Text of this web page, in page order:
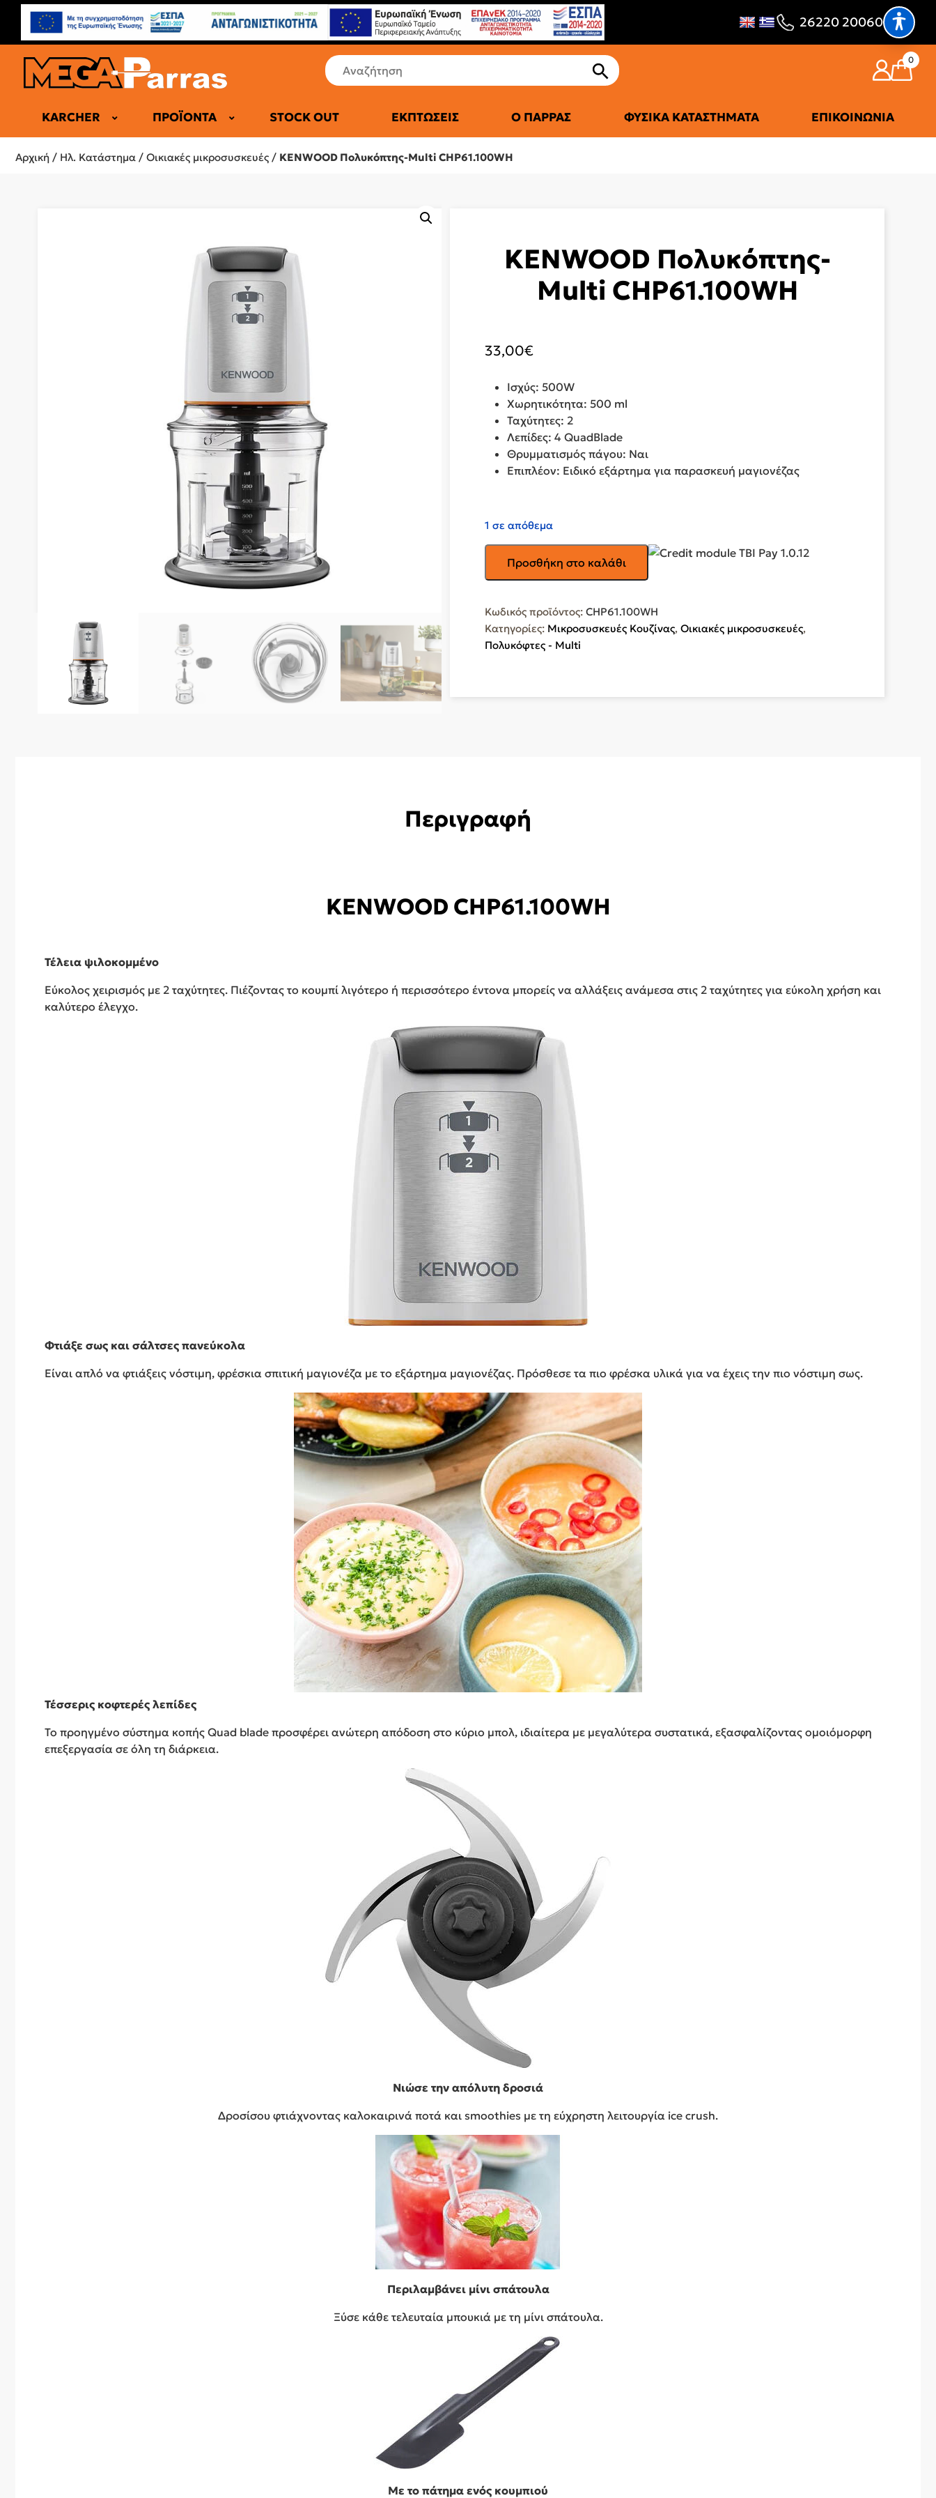
26220 20060
0
KARCHER ΠΡΟΪΌΝΤΑ
ΕΠΑΓΓΕΛΜΑΤΙΚΆ ΨΥΓΕΊΑ
STOCK OUT ΕΚΠΤΏΣΕΙΣ Ο ΠΑΡΡΆΣ ΦΥΣΙΚΆ ΚΑΤΑΣΤΉΜΑΤΑ ΕΠΙΚΟΙΝΩΝΊΑ
Αρχική / Ηλ. Κατάστημα / Οικιακές μικροσυσκευές / KENWOOD Πολυκόπτης-Multi CHP61.100WH
KENWOOD Πολυκόπτης-
Multi CHP61.100WH
33,00€
Ισχύς: 500W
Xωρητικότητα: 500 ml
Ταχύτητες: 2
Λεπίδες: 4 QuadBlade
Θρυμματισμός πάγου: Ναι
Επιπλέον: Eιδικό εξάρτημα για παρασκευή μαγιονέζας
1 σε απόθεμα
Πολυκόπτης-
ποσότητα
Προσθήκη στο καλάθι
Κωδικός προϊόντος: CHP61.100WH
Κατηγορίες: Μικροσυσκευές Κουζίνας, Οικιακές μικροσυσκευές,
Πολυκόφτες - Multi
Περιγραφή
KENWOOD CHP61.100WH
Τέλεια ψιλοκομμένο
Εύκολος χειρισμός με 2 ταχύτητες. Πιέζοντας το κουμπί λιγότερο ή περισσότερο έντονα μπορείς να αλλάξεις ανάμεσα στις 2 ταχύτητες για εύκολη χρήση και
καλύτερο έλεγχο.
Φτιάξε σως και σάλτσες πανεύκολα
Είναι απλό να φτιάξεις νόστιμη, φρέσκια σπιτική μαγιονέζα με το εξάρτημα μαγιονέζας. Πρόσθεσε τα πιο φρέσκα υλικά για να έχεις την πιο νόστιμη σως.
Τέσσερις κοφτερές λεπίδες
Το προηγμένο σύστημα κοπής Quad blade προσφέρει ανώτερη απόδοση στο κύριο μπολ, ιδιαίτερα με μεγαλύτερα συστατικά, εξασφαλίζοντας ομοιόμορφη
επεξεργασία σε όλη τη διάρκεια.
Νιώσε την απόλυτη δροσιά
Δροσίσου φτιάχνοντας καλοκαιρινά ποτά και smoothies με τη εύχρηστη λειτουργία ice crush.
Περιλαμβάνει μίνι σπάτουλα
Ξύσε κάθε τελευταία μπουκιά με τη μίνι σπάτουλα.
Με το πάτημα ενός κουμπιού